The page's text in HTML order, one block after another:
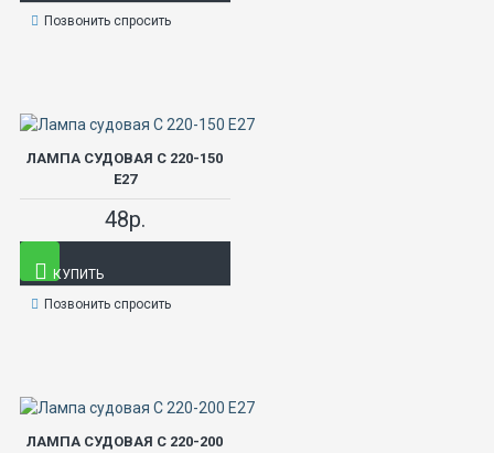
Позвонить спросить
ЛАМПА СУДОВАЯ С 220-150
Е27
48р.
КУПИТЬ
Позвонить спросить
ЛАМПА СУДОВАЯ С 220-200